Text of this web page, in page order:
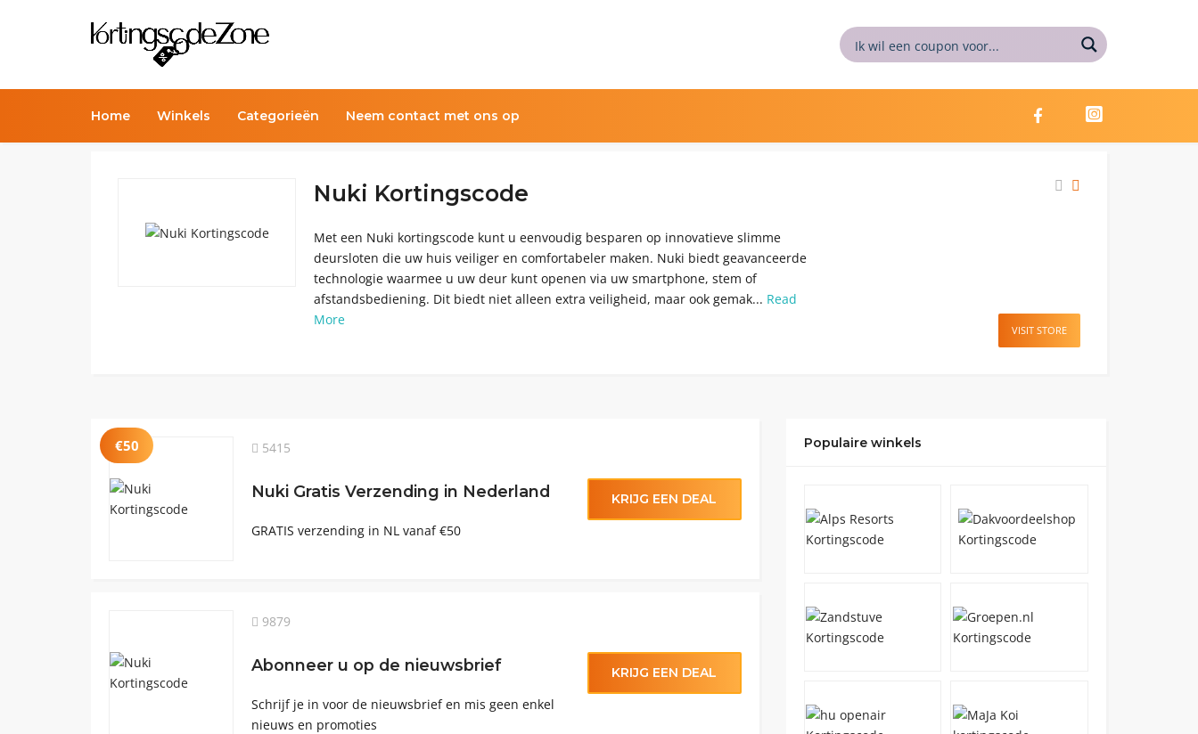
Home Winkels Categorieën Neem contact met ons op
Nuki Kortingscode
Met een Nuki kortingscode kunt u eenvoudig besparen op innovatieve slimme
deursloten die uw huis veiliger en comfortabeler maken. Nuki biedt geavanceerde
technologie waarmee u uw deur kunt openen via uw smartphone, stem of
afstandsbediening. Dit biedt niet alleen extra veiligheid, maar ook gemak... Read
More
VISIT STORE
€50 5415
Nuki Gratis Verzending in Nederland
GRATIS verzending in NL vanaf €50
KRIJG EEN DEAL
9879
Abonneer u op de nieuwsbrief
Schrijf je in voor de nieuwsbrief en mis geen enkel
nieuws en promoties
KRIJG EEN DEAL
Populaire winkels